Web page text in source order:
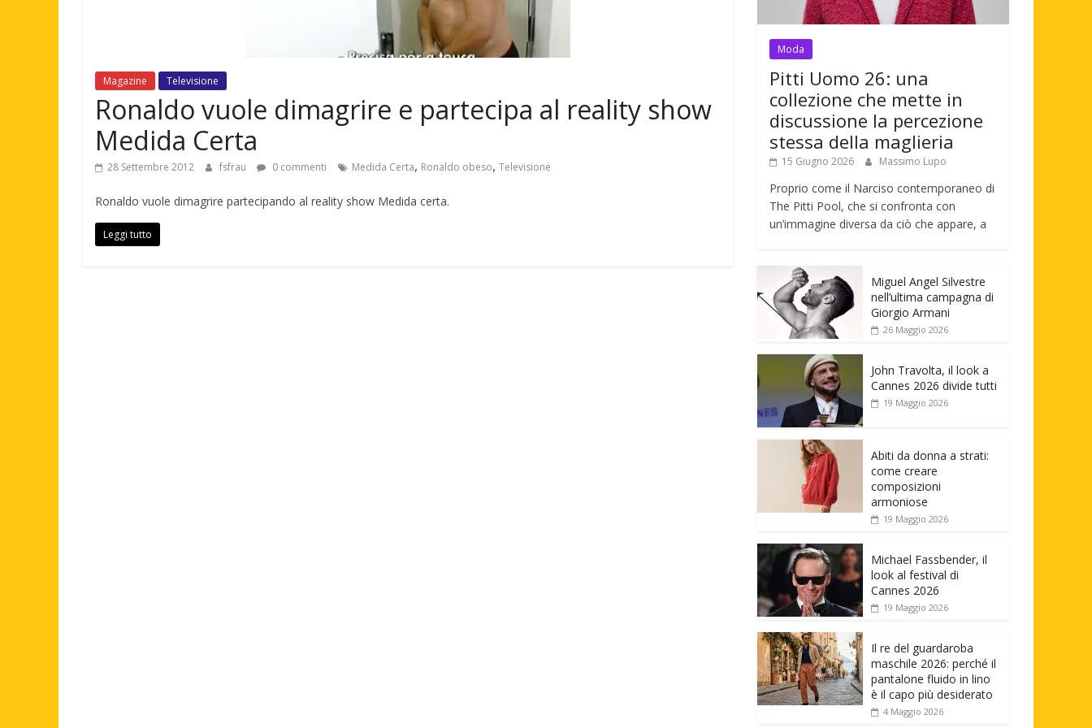
Magazine Televisione
Ronaldo vuole dimagrire e partecipa al reality show
Medida Certa
28 Settembre 2012 fsfrau 0 commenti Medida Certa, Ronaldo obeso, Televisione
Ronaldo vuole dimagrire partecipando al reality show Medida certa.
Leggi tutto
Moda
Pitti Uomo 26: una
collezione che mette in
discussione la percezione
stessa della maglieria
15 Giugno 2026 Massimo Lupo
Proprio come il Narciso contemporaneo di
The Pitti Pool, che si confronta con
un’immagine diversa da ciò che appare, a
Miguel Angel Silvestre
nell’ultima campagna di
Giorgio Armani
26 Maggio 2026
John Travolta, il look a
Cannes 2026 divide tutti
19 Maggio 2026
Abiti da donna a strati:
come creare
composizioni
armoniose
19 Maggio 2026
Michael Fassbender, il
look al festival di
Cannes 2026
19 Maggio 2026
Il re del guardaroba
maschile 2026: perché il
pantalone fluido in lino
è il capo più desiderato
4 Maggio 2026